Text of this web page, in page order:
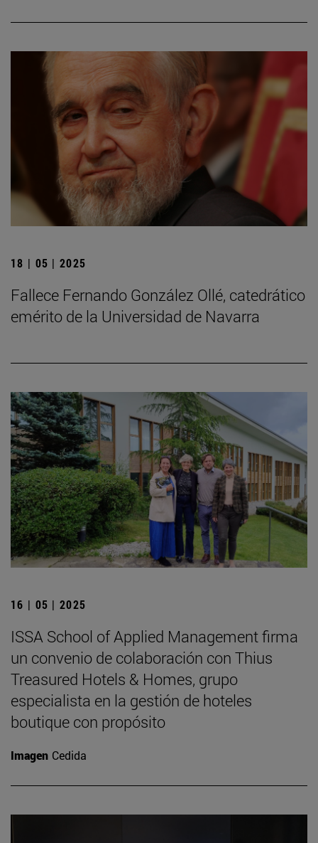
18 | 05 | 2025
Fallece Fernando González Ollé, catedrático
emérito de la Universidad de Navarra
16 | 05 | 2025
ISSA School of Applied Management firma
un convenio de colaboración con Thius
Treasured Hotels & Homes, grupo
especialista en la gestión de hoteles
boutique con propósito
Imagen Cedida